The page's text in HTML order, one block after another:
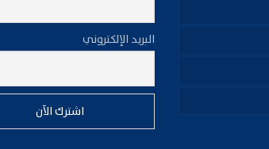
البريد الإلكتروني